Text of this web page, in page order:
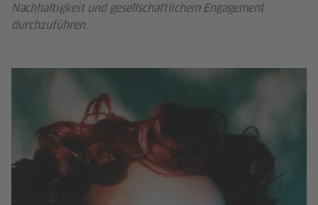
Nachhaltigkeit und gesellschaftlichem Engagement
durchzuführen.